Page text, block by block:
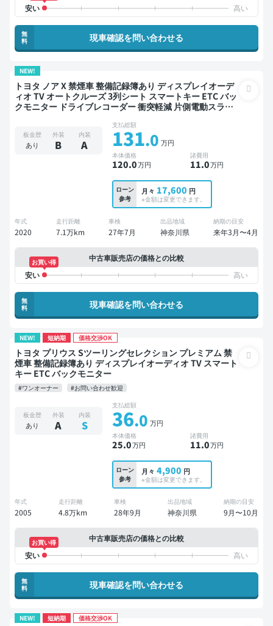
無
料
現車確認を問い合わせる
NEW!
トヨタ ノア X 禁煙車 整備記録簿あり ディスプレイオーデ
ィオ TV オートクルーズ 3列シート スマートキー ETC バッ
クモニター ドライブレコーダー 衝突軽減 片側電動スライ
板金歴
あり
外装
B
内装
A
支払総額
131.0 万円
本体価格
120.0万円
諸費用
11.0万円
ローン
参考
月々 17,600 円
※金額は変更できます。
年式
2020
走行距離
7.1万km
車検
27年7月
出品地域
神奈川県
納期の目安
来年3月〜4月
中古車販売店の価格との比較
お買い得
無
料
現車確認を問い合わせる
NEW! 短納期 価格交渉OK
トヨタ プリウス Sツーリングセレクション プレミアム 禁
煙車 整備記録簿あり ディスプレイオーディオ TV スマート
キー ETC バックモニター
#ワンオーナー #お問い合わせ歓迎
板金歴
あり
外装
A
内装
S
支払総額
36.0 万円
本体価格
25.0万円
諸費用
11.0万円
ローン
参考
月々 4,900 円
※金額は変更できます。
年式
2005
走行距離
4.8万km
車検
28年9月
出品地域
神奈川県
納期の目安
9月〜10月
中古車販売店の価格との比較
お買い得
無
料
現車確認を問い合わせる
NEW! 短納期 価格交渉OK